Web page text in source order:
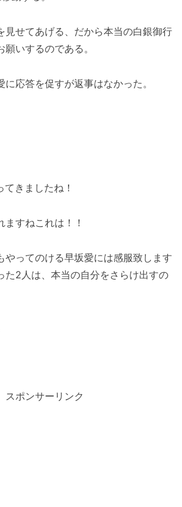
見せてあげる、だから本当の白銀御行
いするのである。
に応答を促すが返事はなかった。
きましたね！
すねこれは！！
やってのける早坂愛には感服致します
た2人は、本当の自分をさらけ出すの
スポンサーリンク